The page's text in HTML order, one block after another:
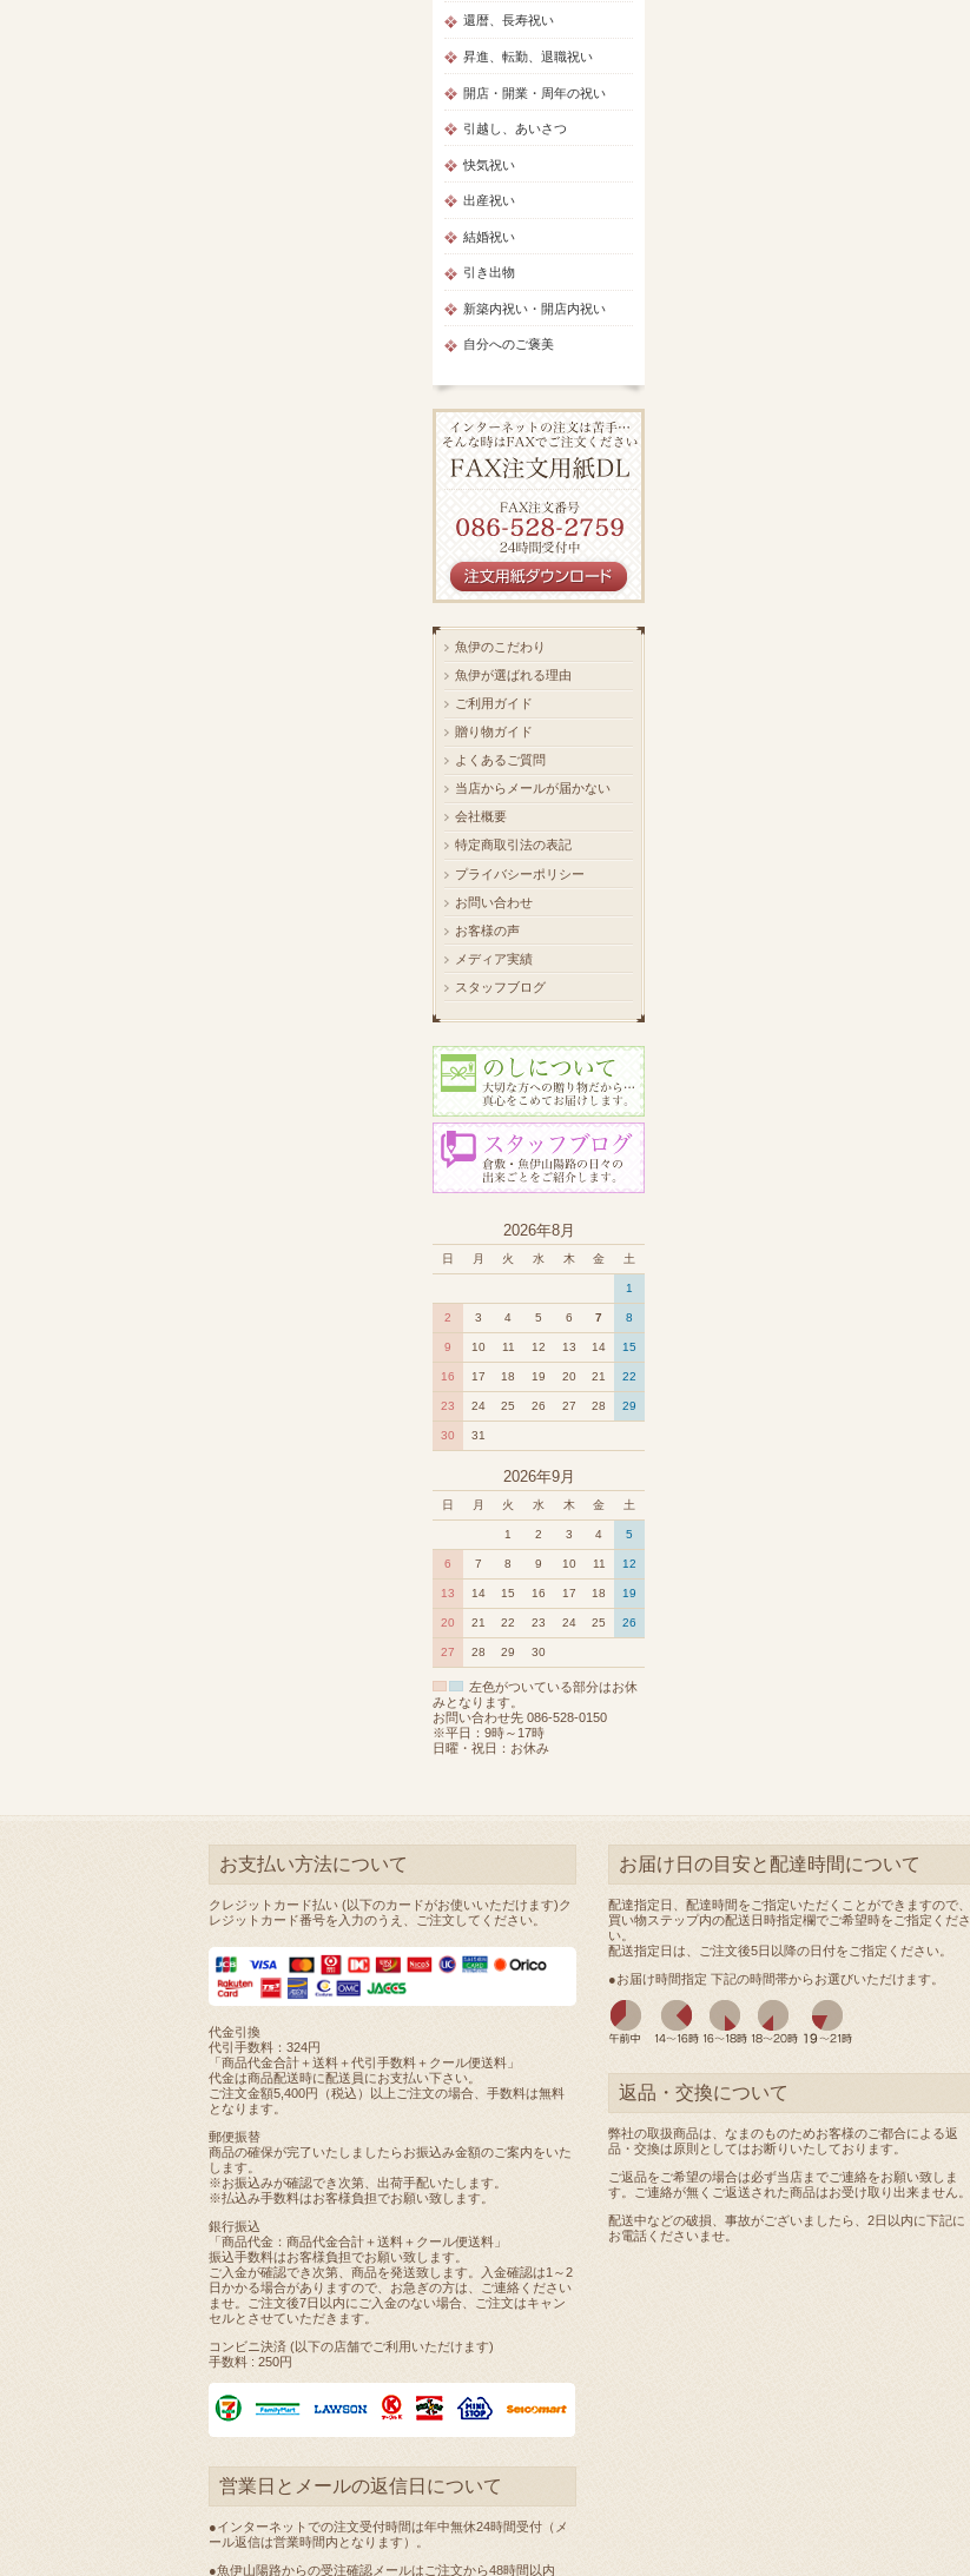
還暦、長寿祝い
昇進、転勤、退職祝い
開店・開業・周年の祝い
引越し、あいさつ
快気祝い
出産祝い
結婚祝い
引き出物
新築内祝い・開店内祝い
自分へのご褒美
魚伊のこだわり
魚伊が選ばれる理由
ご利用ガイド
贈り物ガイド
よくあるご質問
当店からメールが届かない
会社概要
特定商取引法の表記
プライバシーポリシー
お問い合わせ
お客様の声
メディア実績
スタッフブログ
2026年8月
日 月 火 水 木 金 土
1
2 3 4 5 6 7 8
9 10 11 12 13 14 15
16 17 18 19 20 21 22
23 24 25 26 27 28 29
30 31
2026年9月
日 月 火 水 木 金 土
1 2 3 4 5
6 7 8 9 10 11 12
13 14 15 16 17 18 19
20 21 22 23 24 25 26
27 28 29 30
左色がついている部分はお休
みとなります。
お問い合わせ先 086-528-0150
※平日：9時～17時
日曜・祝日：お休み
お支払い方法について
クレジットカード払い (以下のカードがお使いいただけます)ク
レジットカード番号を入力のうえ、ご注文してください。
代金引換
代引手数料：324円
「商品代金合計＋送料＋代引手数料＋クール便送料」
代金は商品配送時に配送員にお支払い下さい。
ご注文金額5,400円（税込）以上ご注文の場合、手数料は無料
となります。
郵便振替
商品の確保が完了いたしましたらお振込み金額のご案内をいた
します。
※お振込みが確認でき次第、出荷手配いたします。
※払込み手数料はお客様負担でお願い致します。
銀行振込
「商品代金：商品代金合計＋送料＋クール便送料」
振込手数料はお客様負担でお願い致します。
ご入金が確認でき次第、商品を発送致します。入金確認は1～2
日かかる場合がありますので、お急ぎの方は、ご連絡ください
ませ。ご注文後7日以内にご入金のない場合、ご注文はキャン
セルとさせていただきます。
コンビニ決済 (以下の店舗でご利用いただけます)
手数料 : 250円
営業日とメールの返信日について
●インターネットでの注文受付時間は年中無休24時間受付（メ
ール返信は営業時間内となります）。
●魚伊山陽路からの受注確認メールはご注文から48時間以内
お届け日の目安と配達時間について
配達指定日、配達時間をご指定いただくことができますので、
買い物ステップ内の配送日時指定欄でご希望時をご指定くださ
い。
配送指定日は、ご注文後5日以降の日付をご指定ください。
●お届け時間指定 下記の時間帯からお選びいただけます。
返品・交換について
弊社の取扱商品は、なまのものためお客様のご都合による返
品・交換は原則としてはお断りいたしております。
ご返品をご希望の場合は必ず当店までご連絡をお願い致しま
す。ご連絡が無くご返送された商品はお受け取り出来ません。
配送中などの破損、事故がございましたら、2日以内に下記に
お電話くださいませ。